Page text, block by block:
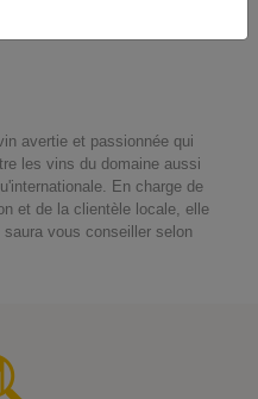
avertie et passionnée qui
les vins du domaine aussi
En charge de
et de la clientèle locale, elle
vous conseiller selon